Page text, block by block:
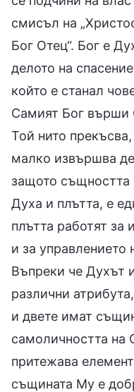
смисъл на
Бог Отец“. Бог е
делото на
който е станал
Самият Бог върши
Той нито
малко извършва
защото същността
Духа и плътта, е
плътта работят за
и за
Въпреки че Духът
различни
и двете имат
самоличността на
притежава
същината Му е